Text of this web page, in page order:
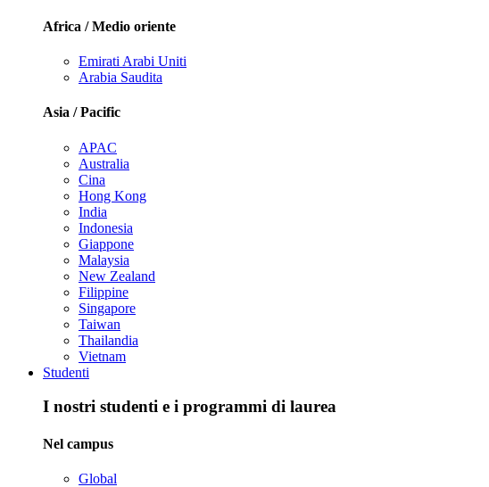
Africa / Medio oriente
Emirati Arabi Uniti
Arabia Saudita
Asia / Pacific
APAC
Australia
Cina
Hong Kong
India
Indonesia
Giappone
Malaysia
New Zealand
Filippine
Singapore
Taiwan
Thailandia
Vietnam
Studenti
I nostri studenti e i programmi di laurea
Nel campus
Global